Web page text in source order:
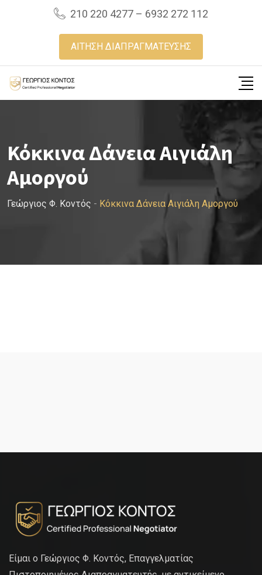
210 220 4277 – 6932 272 112
ΑΙΤΗΣΗ ΔΙΑΠΡΑΓΜΑΤΕΥΣΗΣ
Κόκκινα Δάνεια Αιγιάλη
Αμοργού
Γεώργιος Φ. Κοντός - Κόκκινα Δάνεια Αιγιάλη Αμοργού
Είμαι ο Γεώργιος Φ. Κοντός, Επαγγελματίας